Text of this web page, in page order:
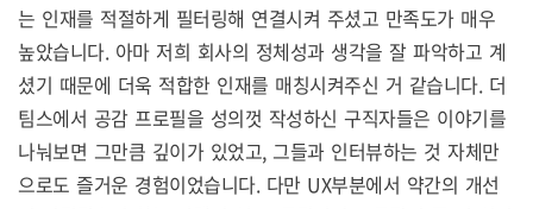
는 인재를 적절하게 필터링해 연결시켜 주셨고 만족도가 매우
높았습니다. 아마 저희 회사의 정체성과 생각을 잘 파악하고 계
셨기 때문에 더욱 적합한 인재를 매칭시켜주신 거 같습니다. 더
팀스에서 공감 프로필을 성의껏 작성하신 구직자들은 이야기를
나눠보면 그만큼 깊이가 있었고, 그들과 인터뷰하는 것 자체만
으로도 즐거운 경험이었습니다. 다만 UX부분에서 약간의 개선